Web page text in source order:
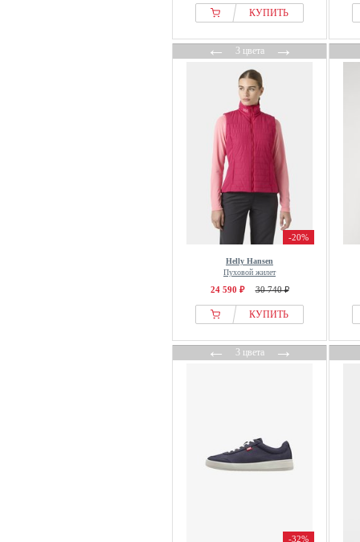
КУПИТЬ
←3 цвета→
-20%
Helly Hansen
Пуховой жилет
24 590 ₽ 30 740 ₽
КУПИТЬ
←3 цвета→
-32%